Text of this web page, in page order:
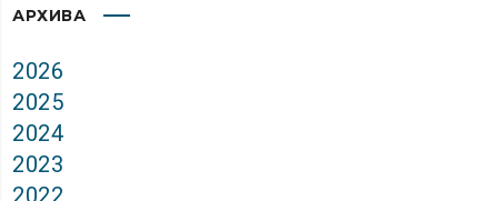
АРХИВА
2026
2025
2024
2023
2022